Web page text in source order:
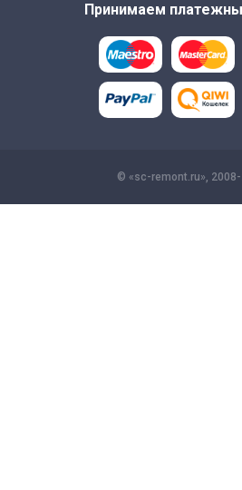
Принимаем
© «sc-remont.ru», 2008-